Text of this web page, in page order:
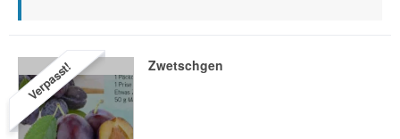
Verpasst! Zwetschgen